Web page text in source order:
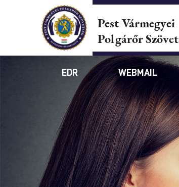
Pest Vármegyei
Polgárőr
EDR WEBMAIL